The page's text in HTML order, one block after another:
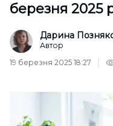
березня 2025
Дарина
Автор
19 березня 2025 18:27